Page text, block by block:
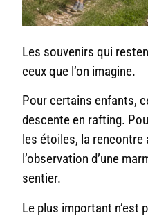
Les souvenirs qui
ceux que l’on imagine.
Pour certains enfants,
descente en rafting.
les étoiles, la rencontre
l’observation d’une
sentier.
Le plus important n’est